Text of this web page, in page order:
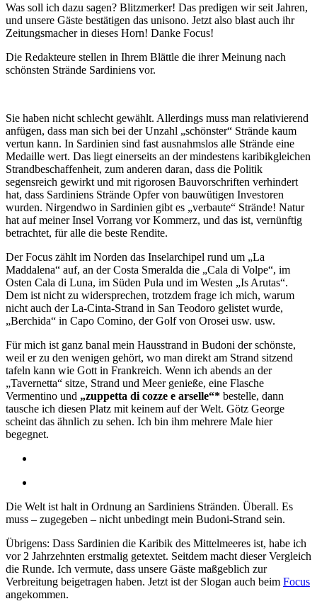
Was soll ich dazu sagen? Blitzmerker! Das predigen wir seit Jahren,
und unsere Gäste bestätigen das unisono. Jetzt also blast auch ihr
Zeitungsmacher in dieses Horn! Danke Focus!
Die Redakteure stellen in Ihrem Blättle die ihrer Meinung nach
schönsten Strände Sardiniens vor.
Sie haben nicht schlecht gewählt. Allerdings muss man relativierend
anfügen, dass man sich bei der Unzahl „schönster“ Strände kaum
vertun kann. In Sardinien sind fast ausnahmslos alle Strände eine
Medaille wert. Das liegt einerseits an der mindestens karibikgleichen
Strandbeschaffenheit, zum anderen daran, dass die Politik
segensreich gewirkt und mit rigorosen Bauvorschriften verhindert
hat, dass Sardiniens Strände Opfer von bauwütigen Investoren
wurden. Nirgendwo in Sardinien gibt es „verbaute“ Strände! Natur
hat auf meiner Insel Vorrang vor Kommerz, und das ist, vernünftig
betrachtet, für alle die beste Rendite.
Der Focus zählt im Norden das Inselarchipel rund um „La
Maddalena“ auf, an der Costa Smeralda die „Cala di Volpe“, im
Osten Cala di Luna, im Süden Pula und im Westen „Is Arutas“.
Dem ist nicht zu widersprechen, trotzdem frage ich mich, warum
nicht auch der La-Cinta-Strand in San Teodoro gelistet wurde,
„Berchida“ in Capo Comino, der Golf von Orosei usw. usw.
Für mich ist ganz banal mein Hausstrand in Budoni der schönste,
weil er zu den wenigen gehört, wo man direkt am Strand sitzend
tafeln kann wie Gott in Frankreich. Wenn ich abends an der
„Tavernetta“ sitze, Strand und Meer genieße, eine Flasche
Vermentino und „zuppetta di cozze e arselle“* bestelle, dann
tausche ich diesen Platz mit keinem auf der Welt. Götz George
scheint das ähnlich zu sehen. Ich bin ihm mehrere Male hier
begegnet.
Die Welt ist halt in Ordnung an Sardiniens Stränden. Überall. Es
muss – zugegeben – nicht unbedingt mein Budoni-Strand sein.
Übrigens: Dass Sardinien die Karibik des Mittelmeeres ist, habe ich
vor 2 Jahrzehnten erstmalig getextet. Seitdem macht dieser Vergleich
die Runde. Ich vermute, dass unsere Gäste maßgeblich zur
Verbreitung beigetragen haben. Jetzt ist der Slogan auch beim Focus
angekommen.